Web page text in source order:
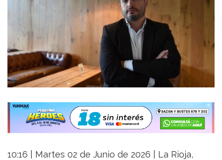
10:16 | Martes 02 de Junio de 2026 | La Rioja,